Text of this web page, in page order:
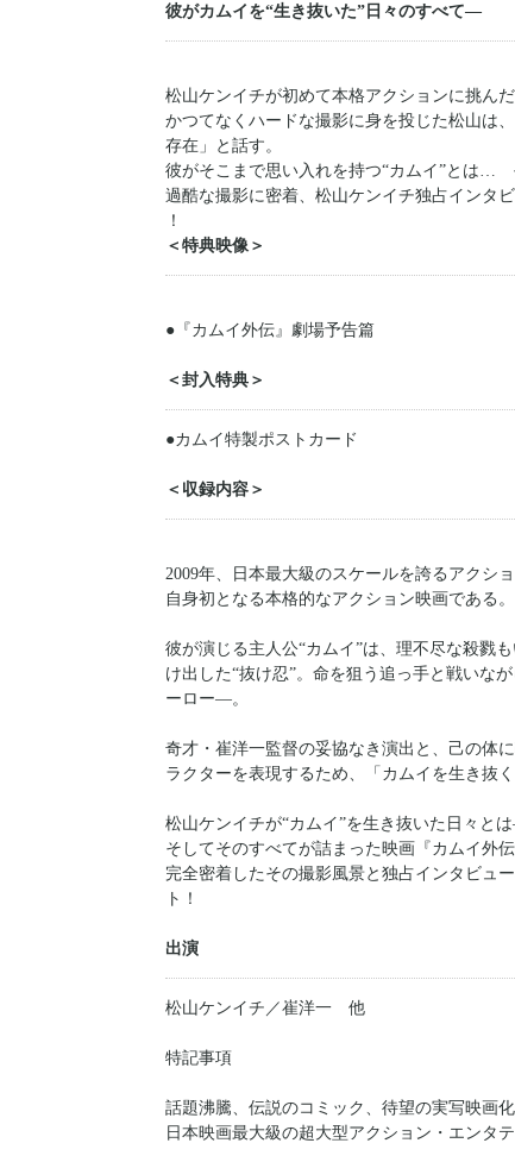
彼がカムイを“生き抜いた”日々のすべて―
松山ケンイチが初めて本格アクションに挑ん
かつてなくハードな撮影に身を投じた松山は
存在」と話す。
彼がそこまで思い入れを持つ“カムイ”とは…
過酷な撮影に密着、松山ケンイチ独占インタ
！
＜特典映像＞
●『カムイ外伝』劇場予告篇
＜封入特典＞
●カムイ特製ポストカード
＜収録内容＞
2009年、日本最大級のスケールを誇るアクシ
自身初となる本格的なアクション映画である。
彼が演じる主人公“カムイ”は、理不尽な殺戮
け出した“抜け忍”。命を狙う追っ手と戦いな
ーロー―。
奇才・崔洋一監督の妥協なき演出と、己の体
ラクターを表現するため、「カムイを生き抜
松山ケンイチが“カムイ”を生き抜いた日々と
そしてそのすべてが詰まった映画『カムイ
完全密着したその撮影風景と独占インタビュ
ト！
出演
松山ケンイチ／崔洋一 他
特記事項
話題沸騰、伝説のコミック、待望の実写映画
日本映画最大級の超大型アクション・エンタ